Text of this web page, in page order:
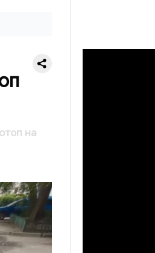
на